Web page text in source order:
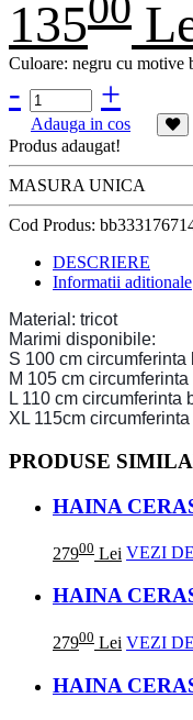
135
Culoare: negru cu motive
- +
Adauga in cos
Produs adaugat!
MASURA UNICA
Cod Produs:
DESCRIERE
Informatii aditionale
Material: tricot
Marimi disponibile:
S 100 cm
M 105 cm
L 110 cm circumferinta
XL 115cm
PRODUSE
HAINA
27900 Lei VEZI
HAINA
27900 Lei VEZI
HAINA